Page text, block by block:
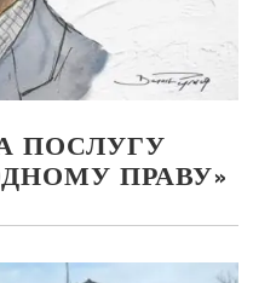
ПОСЛУГУ
ПРАВУ»